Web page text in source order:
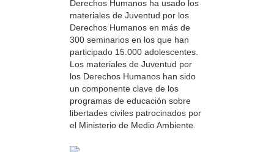
Derechos Humanos ha usado los
materiales de Juventud por los
Derechos Humanos en más de
300 seminarios en los que han
participado 15.000 adolescentes.
Los materiales de Juventud por
los Derechos Humanos han sido
un componente clave de los
programas de educación sobre
libertades civiles patrocinados por
el Ministerio de Medio Ambiente.